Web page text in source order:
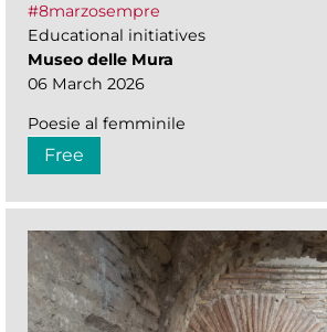
#8marzosempre
Educational initiatives
Museo delle Mura
06 March 2026
Poesie al femminile
Free